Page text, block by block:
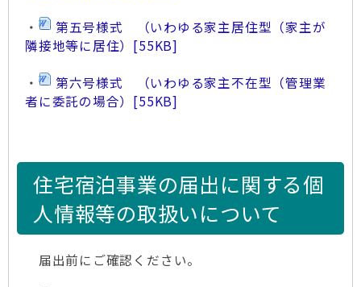
・
第五号様式 （いわゆる家主居住型（家主が
隣接地等に居住） [55KB]
・
第六号様式 （いわゆる家主不在型（管理業
者に委託の場合） [55KB]
住宅宿泊事業の届出に関する個
人情報等の取扱いについて
届出前にご確認ください。